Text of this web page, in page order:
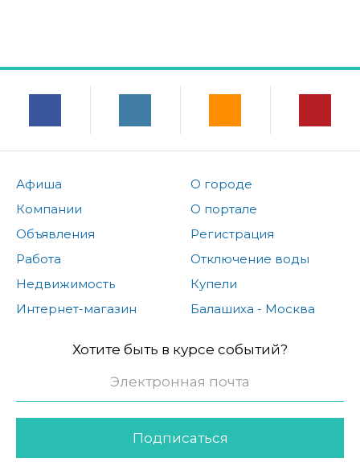
Афиша
Компании
Объявления
Работа
Недвижимость
Интернет-магазин
О городе
О портале
Регистрация
Отключение воды
Купели
Балашиха - Москва
Хотите быть в курсе событий?
Подписаться